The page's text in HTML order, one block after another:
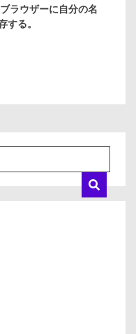
ラウザーに自分の名
する。